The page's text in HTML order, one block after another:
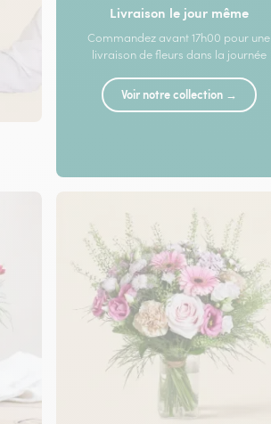
Livraison le jour même
Commandez avant 17h00 pour une
livraison de fleurs dans la journée
Voir notre collection →